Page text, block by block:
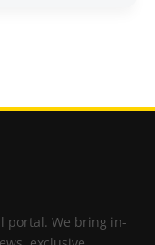
portal. We bring in-